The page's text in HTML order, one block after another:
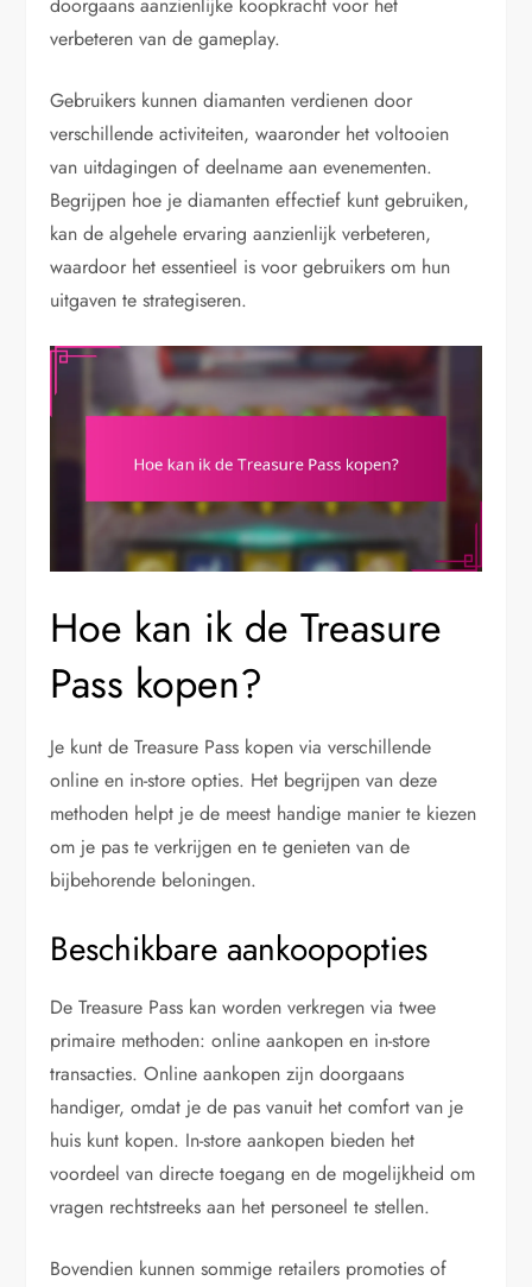
verbeteren van de gameplay.
Gebruikers kunnen diamanten verdienen door
verschillende activiteiten, waaronder het voltooien
van uitdagingen of deelname aan evenementen.
Begrijpen hoe je diamanten effectief kunt gebruiken,
kan de algehele ervaring aanzienlijk verbeteren,
waardoor het essentieel is voor gebruikers om hun
uitgaven te strategiseren.
Hoe kan ik de Treasure
Pass kopen?
Je kunt de Treasure Pass kopen via verschillende
online en in-store opties. Het begrijpen van deze
methoden helpt je de meest handige manier te kiezen
om je pas te verkrijgen en te genieten van de
bijbehorende beloningen.
Beschikbare aankoopopties
De Treasure Pass kan worden verkregen via twee
primaire methoden: online aankopen en in-store
transacties. Online aankopen zijn doorgaans
handiger, omdat je de pas vanuit het comfort van je
huis kunt kopen. In-store aankopen bieden het
voordeel van directe toegang en de mogelijkheid om
vragen rechtstreeks aan het personeel te stellen.
Bovendien kunnen sommige retailers promoties of